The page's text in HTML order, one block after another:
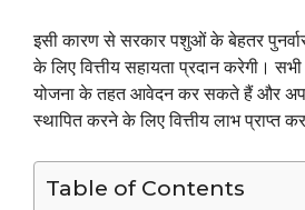
इसी कारण से सरकार पशुओं के बेहतर
के लिए वित्तीय सहायता प्रदान करेगी।
योजना के तहत आवेदन कर सकते हैं और
स्थापित करने के लिए वित्तीय लाभ प्राप्त
Table of Contents